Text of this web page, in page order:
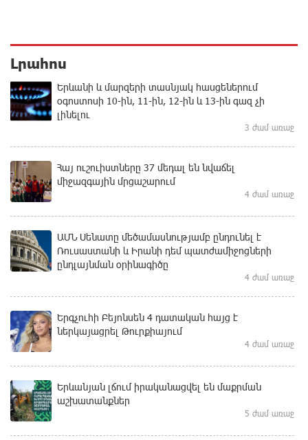
Լրահոս
Երևանի և մարզերի տասնյակ հասցեներում
օգոստոսի 10-ին, 11-ին, 12-ին և 13-ին գազ չի
լինելու
3 ժամ առաջ
Հայ ուշուիստները 37 մեդալ են նվաճել
միջազգային մրցաշարում
4 ժամ առաջ
ԱՄՆ Սենատը մեծամասնությամբ ընդունել է
Ռուսաստանի և Իրանի դեմ պատժամիջոցների
ընդլայնման օրինագիծը
4 ժամ առաջ
Երգչուհի Բեյոնսեն ​​4 դատական հայց է
ներկայացրել Թուրքիայում
4 ժամ առաջ
Երևանյան լճում իրականացվել են մաքրման
աշխատանքներ
5 ժամ առաջ